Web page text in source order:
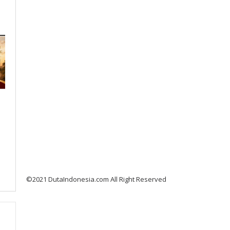
©2021 DutaIndonesia.com All Right Reserved